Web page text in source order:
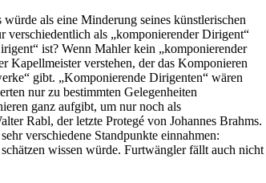
als eine Minderung seines künstlerischen
verschiedentlich als „komponierender Dirigent“
ist? Wenn Mahler kein „komponierender
Kapellmeister verstehen, der das Komponieren
gibt. „Komponierende Dirigenten“ wären
nur zu bestimmten Gelegenheiten
ganz aufgibt, um nur noch als
Rabl, der letzte Protegé von Johannes Brahms.
verschiedene Standpunkte einnahmen:
wissen würde. Furtwängler fällt auch nicht